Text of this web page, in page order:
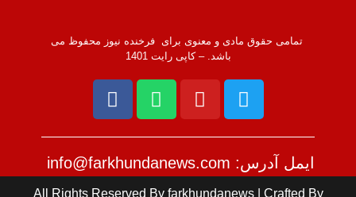
تمامی حقوق مادی و معنوی برای فرخنده نیوز محفوظ می
باشد. – کاپی رایت 1401
ایمل آدرس: info@farkhundanews.com
All Rights Reserved By farkhundanews | Crafted By